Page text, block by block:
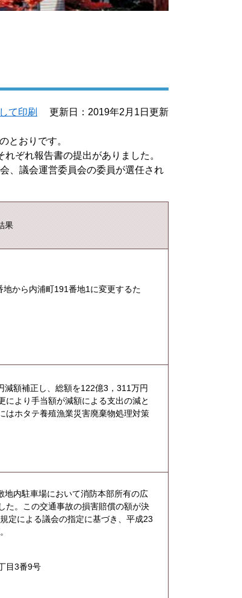
て印刷 更新日：2019年2月1日更新
とおりです。
ぞれ報告書の提出がありました。
、議会運営委員会の委員が選任され
果
から内浦町191番地1に変更するた
額補正し、総額を122億3，311万円
により手当額が減額による支出の減と
はホタテ養殖漁業災害廃棄物処理対策
内駐車場において消防本部所有の広
た。この交通事故の損害賠償の額が決
定による議会の指定に基づき、平成23
目3番9号